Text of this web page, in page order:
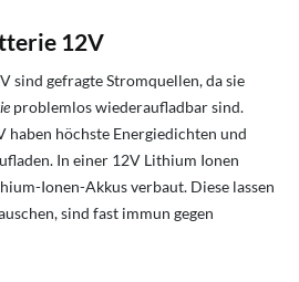
12V
sind gefragte Stromquellen, da sie
problemlos wiederaufladbar sind.
höchste Energiedichten und
In einer 12V Lithium Ionen
Ionen-Akkus verbaut. Diese lassen
sind fast immun gegen